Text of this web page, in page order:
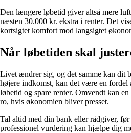
Den længere løbetid giver altså mere
næsten 30.000 kr. ekstra i renter. Det
kortsigtet komfort mod langsigtet
Når løbetiden skal
Livet ændrer sig, og det samme kan dit
højere indkomst, kan det være en
løbetid og spare renter. Omvendt kan
ro, hvis økonomien bliver presset.
Tal altid med din bank eller rådgiver,
professionel vurdering kan hjælpe dig